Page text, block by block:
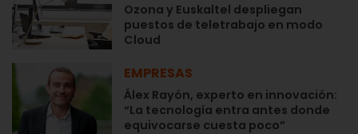
Ozona y Euskaltel despliegan
puestos de teletrabajo en modo
Cloud
EMPRESAS
Álex Rayón, experto en innovación:
“La tecnología entra antes donde
equivocarse cuesta poco”